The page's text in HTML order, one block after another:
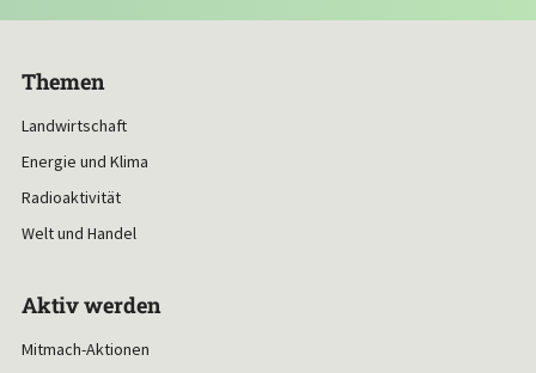
Themen
Landwirtschaft
Energie und Klima
Radioaktivität
Welt und Handel
Aktiv werden
Mitmach-Aktionen